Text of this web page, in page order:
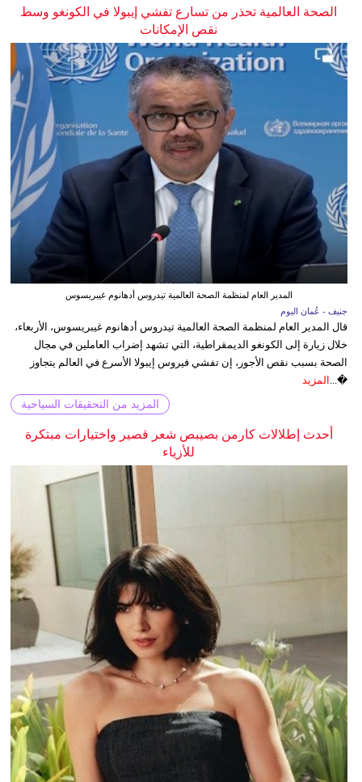
الصحة العالمية تحذر من تسارع تفشي إيبولا في الكونغو وسط
نقص الإمكانات
المدير العام لمنظمة الصحة العالمية تيدروس أدهانوم غيبريسوس
جنيف - عُمان اليوم
قال المدير العام لمنظمة الصحة العالمية تيدروس أدهانوم غيبريسوس، الأربعاء،
خلال زيارة إلى الكونغو الديمقراطية، التي تشهد إضراب العاملين في مجال
الصحة بسبب نقص الأجور، إن تفشي فيروس إيبولا الأسرع في العالم يتجاوز
�... المزيد
المزيد من التحقيقات السياحية
أحدث إطلالات كارمن بصيبص شعر قصير واختيارات مبتكرة
للأزياء